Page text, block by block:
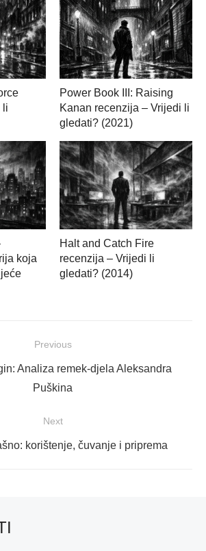
li
Power Book III: Raising
Kanan recenzija – Vrijedi li
gledati? (2021)
koja
Halt and Catch Fire
recenzija – Vrijedi li
gledati? (2014)
Previous
Analiza remek-djela Aleksandra
Puškina
Next
korištenje, čuvanje i priprema